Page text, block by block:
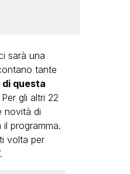
sarà una
tante
questa
Per gli altri 22
novità di
programma.
volta per